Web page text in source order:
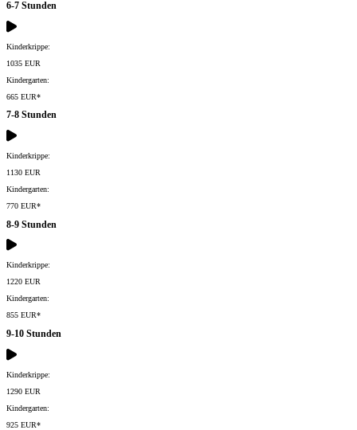
6-7 Stunden
Kinderkrippe:
1035 EUR
Kindergarten:
665 EUR*
7-8 Stunden
Kinderkrippe:
1130 EUR
Kindergarten:
770 EUR*
8-9 Stunden
Kinderkrippe:
1220 EUR
Kindergarten:
855 EUR*
9-10 Stunden
Kinderkrippe:
1290 EUR
Kindergarten:
925 EUR*